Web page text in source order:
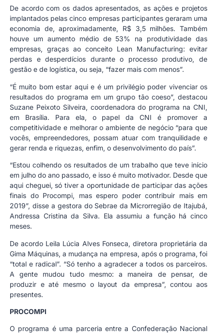
De acordo com os dados apresentados, as ações e projetos
implantados pelas cinco empresas participantes geraram uma
economia de, aproximadamente, R$ 3,5 milhões. Também
houve um aumento médio de 53% na produtividade das
empresas, graças ao conceito Lean Manufacturing: evitar
perdas e desperdícios durante o processo produtivo, de
gestão e de logística, ou seja, “fazer mais com menos”.
“É muito bom estar aqui e é um privilégio poder vivenciar os
resultados do programa em um grupo tão coeso”, destacou
Suzane Peixoto Silveira, coordenadora do programa na CNI,
em Brasília. Para ela, o papel da CNI é promover a
competitividade e melhorar o ambiente de negócio “para que
vocês, empreendedores, possam atuar com tranquilidade e
gerar renda e riquezas, enfim, o desenvolvimento do país”.
“Estou colhendo os resultados de um trabalho que teve início
em julho do ano passado, e isso é muito motivador. Desde que
aqui cheguei, só tiver a oportunidade de participar das ações
finais do Procompi, mas espero poder contribuir mais em
2019”, disse a gestora do Sebrae da Microrregião de Itajubá,
Andressa Cristina da Silva. Ela assumiu a função há cinco
meses.
De acordo Leila Lúcia Alves Fonseca, diretora proprietária da
Gima Máquinas, a mudança na empresa, após o programa, foi
“total e radical”. “Só tenho a agradecer a todos os parceiros.
A gente mudou tudo mesmo: a maneira de pensar, de
produzir e até mesmo o layout da empresa”, contou aos
presentes.
PROCOMPI
O programa é uma parceria entre a Confederação Nacional